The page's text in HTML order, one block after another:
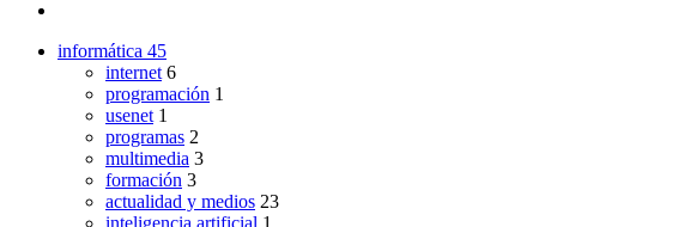
informática 45
internet 6
programación 1
usenet 1
programas 2
multimedia 3
formación 3
actualidad y medios 23
inteligencia artificial 1